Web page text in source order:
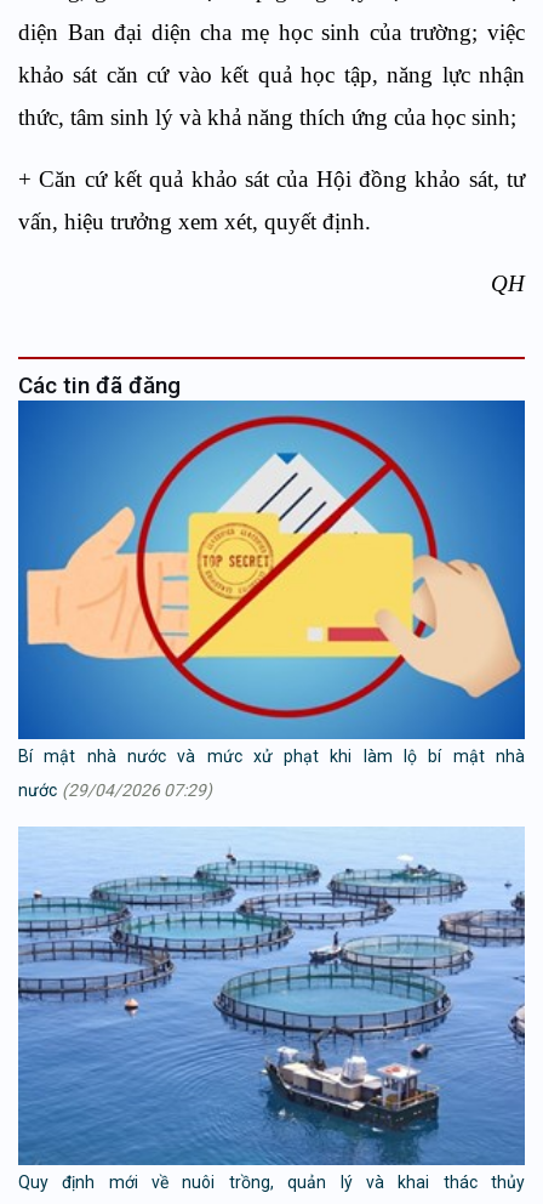
diện Ban đại diện cha mẹ học sinh của trường; việc
khảo sát căn cứ vào kết quả học tập, năng lực nhận
thức, tâm sinh lý và khả năng thích ứng của học sinh;
+ Căn cứ kết quả khảo sát của Hội đồng khảo sát, tư
vấn, hiệu trưởng xem xét, quyết định.
QH
Các tin đã đăng
Bí mật nhà nước và mức xử phạt khi làm lộ bí mật nhà
nước (29/04/2026 07:29)
Quy định mới về nuôi trồng, quản lý và khai thác thủy